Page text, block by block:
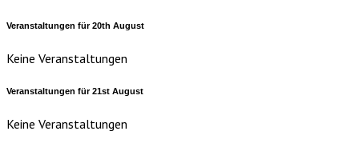
Veranstaltungen für20th August
Keine Veranstaltungen
Veranstaltungen für21st August
Keine Veranstaltungen